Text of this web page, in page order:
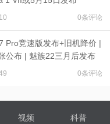
0条评论
Pro竞速版发布+旧机降价 |
公布 | 魅族22三月后发布
0条评论
视频 科普